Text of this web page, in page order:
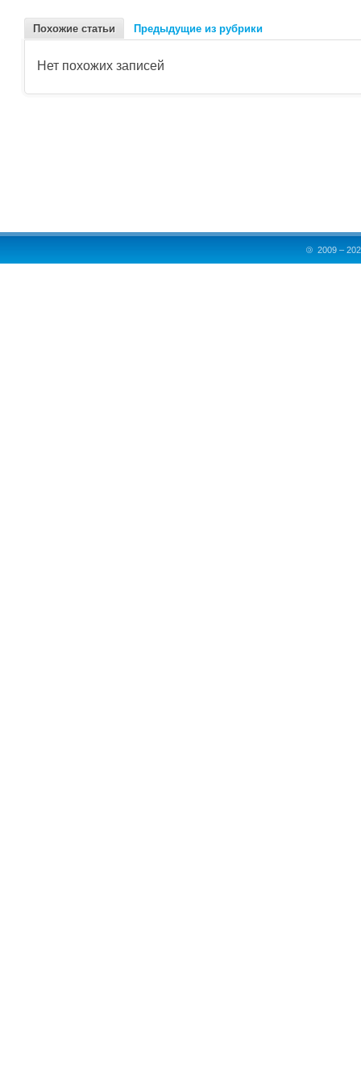
Похожие статьи Предыдущие из рубрики
Нет похожих записей
© 2009 –